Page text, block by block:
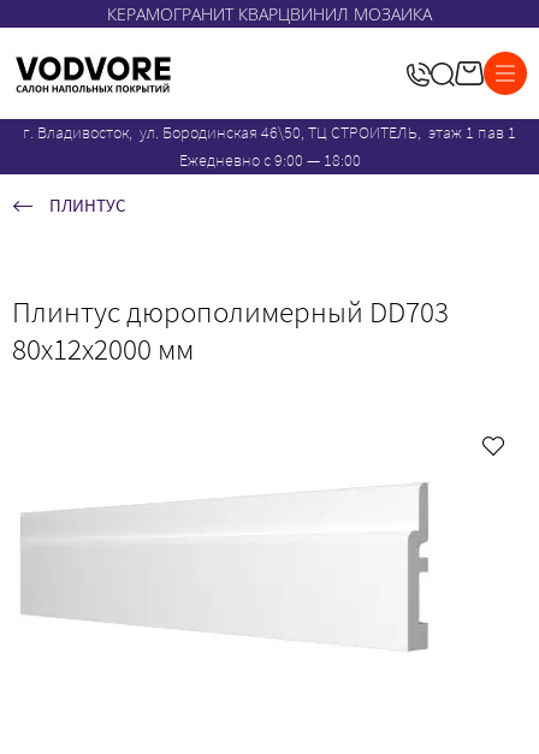
КЕРАМОГРАНИТ КВАРЦВИНИЛ МОЗАИКА
г. Владивосток, ул. Бородинская 46\50, ТЦ СТРОИТЕЛЬ, этаж 1 пав 1
Ежедневно с 9:00 — 18:00
ПЛИНТУС
Плинтус дюрополимерный DD703
80х12x2000 мм